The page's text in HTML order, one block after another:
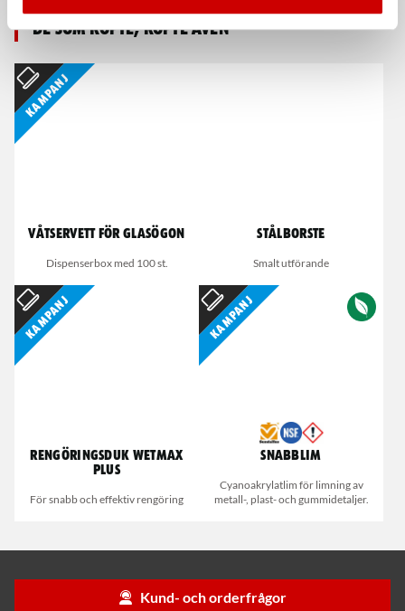
De som köpte, köpte även
Kampanj
Våtservett för glasögon
Dispenserbox med 100 st.
Stålborste
Smalt utförande
Kampanj
Rengöringsduk Wetmax
Plus
För snabb och effektiv rengöring
Kampanj
Snabblim
Cyanoakrylatlim för limning av
metall-, plast- och gummidetaljer.
Kund- och orderfrågor